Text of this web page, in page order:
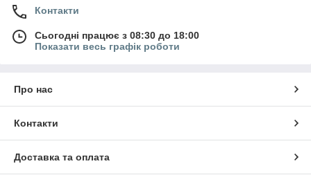
Контакти
Сьогодні працює з 08:30 до 18:00
Показати весь графік роботи
Про нас
Контакти
Доставка та оплата